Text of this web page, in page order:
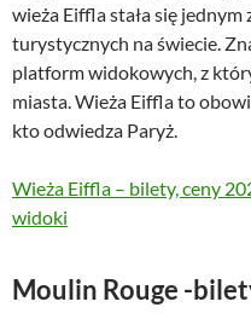
wieża Eiffla stała się
turystycznych na świecie.
platform widokowych, z
miasta. Wieża Eiffla to
kto odwiedza Paryż.
Wieża Eiffla – bilety, ceny
widoki
Moulin Rouge -